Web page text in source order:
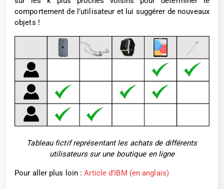
comportement de l’utilisateur et lui suggérer de nouveaux
objets !
Tableau fictif représentant les achats de différents
utilisateurs sur une boutique en ligne
Pour aller plus loin :Article d’IBM (en anglais)